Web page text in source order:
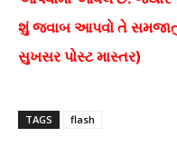
શું જવાબ આપવો તે સમજાતું
સુખસર પોસ્ટ માસ્તર)
TAGS flash